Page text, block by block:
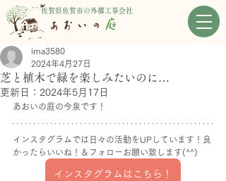
佐賀県佐賀市の外構工事会社
芝と植木で緑を楽しみたいのに…
ima3580
2024年4月27日
更新日： 2024年5月17日
あおいの庭の今泉です！
インスタグラムでは日々の活動をUPしています！良
かったらいいね！＆フォローお願い致します(^^)
インスタグラムはこちら！